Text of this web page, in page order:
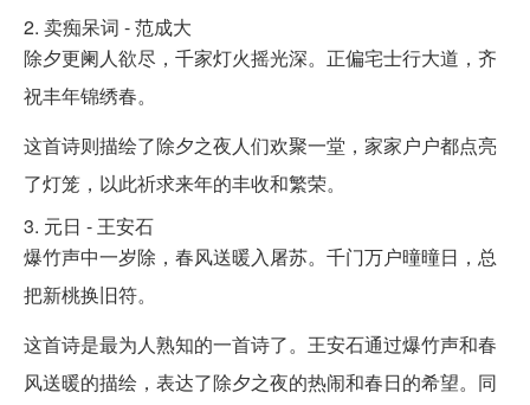
2. 卖痴呆词 - 范成大
除夕更阑人欲尽，千家灯火摇光深。正偏宅士行大道，齐
祝丰年锦绣春。
这首诗则描绘了除夕之夜人们欢聚一堂，家家户户都点亮
了灯笼，以此祈求来年的丰收和繁荣。
3. 元日 - 王安石
爆竹声中一岁除，春风送暖入屠苏。千门万户曈曈日，总
把新桃换旧符。
这首诗是最为人熟知的一首诗了。王安石通过爆竹声和春
风送暖的描绘，表达了除夕之夜的热闹和春日的希望。同